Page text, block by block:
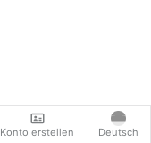
Konto erstellen Deutsch